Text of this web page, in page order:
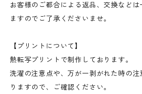
お客様のご都合による返品、交換など
ますのでご了承くださいませ。
【プリントについて】
熱転写プリントで制作しております。
洗濯の注意点や、万が一剥がれた時の
りますので、ご確認ください。